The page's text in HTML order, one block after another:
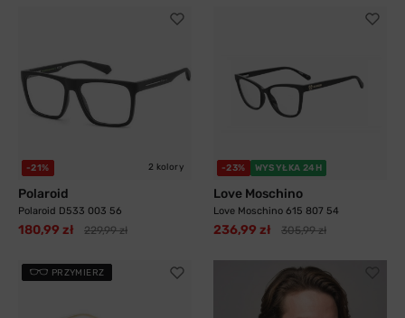
-21% 2 kolory
Polaroid
Polaroid D533 003 56
180,99 zł 229,99 zł
-23% WYSYŁKA 24H
Love Moschino
Love Moschino 615 807 54
236,99 zł 305,99 zł
PRZYMIERZ